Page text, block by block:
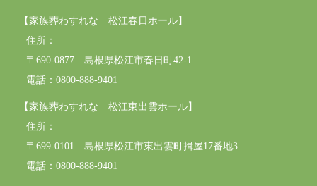
【家族葬わすれな 松江春日ホール】
住所：
〒690-0877 島根県松江市春日町42-1
電話：0800-888-9401
【家族葬わすれな 松江東出雲ホール】
住所：
〒699-0101 島根県松江市東出雲町揖屋17番地3
電話：0800-888-9401